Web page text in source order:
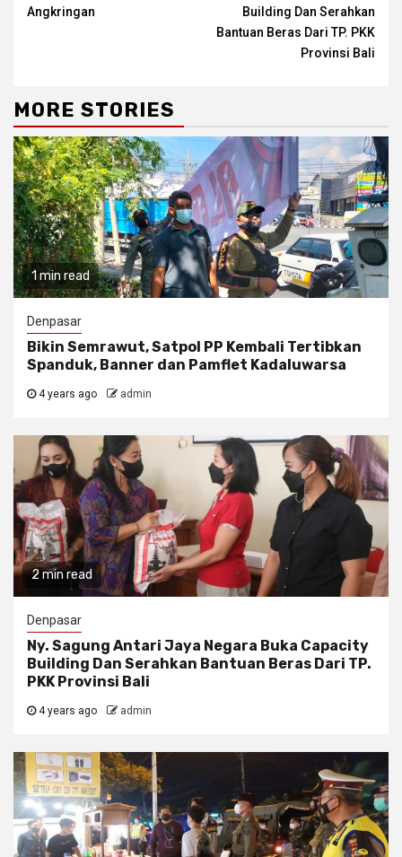
Angkringan
Building Dan Serahkan
Bantuan Beras Dari TP. PKK
Provinsi Bali
MORE STORIES
1 min read
Denpasar
Bikin Semrawut, Satpol PP Kembali Tertibkan
Spanduk, Banner dan Pamflet Kadaluwarsa
4 years ago admin
2 min read
Denpasar
Ny. Sagung Antari Jaya Negara Buka Capacity
Building Dan Serahkan Bantuan Beras Dari TP.
PKK Provinsi Bali
4 years ago admin